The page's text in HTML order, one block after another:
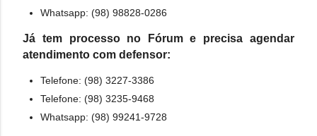
Whatsapp: (98) 98828-0286
Já tem processo no Fórum e precisa agendar
atendimento com defensor:
Telefone: (98) 3227-3386
Telefone: (98) 3235-9468
Whatsapp: (98) 99241-9728